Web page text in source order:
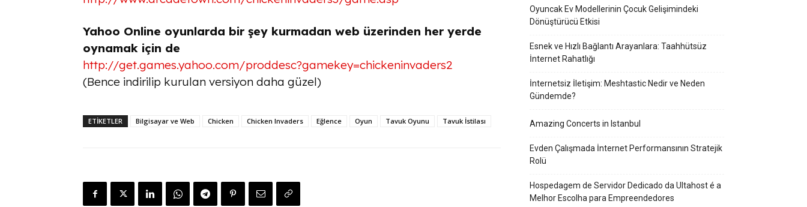
Yahoo Online oyunlarda bir şey kurmadan web üzerinden her yerde
oynamak için de
http://get.games.yahoo.com/proddesc?gamekey=chickeninvaders2
(Bence indirilip kurulan versiyon daha güzel)
ETİKETLER Bilgisayar ve Web Chicken Chicken Invaders Eğlence Oyun Tavuk Oyunu Tavuk İstilası
Oyuncak Ev Modellerinin Çocuk Gelişimindeki
Dönüştürücü Etkisi
Esnek ve Hızlı Bağlantı Arayanlara: Taahhütsüz
İnternet Rahatlığı
İnternetsiz İletişim: Meshtastic Nedir ve Neden
Gündemde?
Amazing Concerts in Istanbul
Evden Çalışmada İnternet Performansının Stratejik
Rolü
Hospedagem de Servidor Dedicado da Ultahost é a
Melhor Escolha para Empreendedores